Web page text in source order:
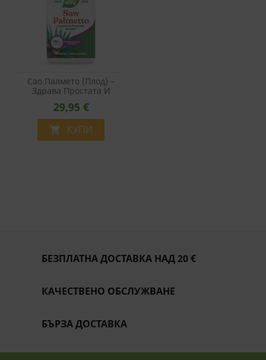
Сао Палмето (плод) –
Здрава Простата И
Поток При Мъжете, 160
Mg, 60 Софтгел Капсули
29,95 €
 КУПИ
БЕЗПЛАТНА ДОСТАВКА НАД 20 €
КАЧЕСТВЕНО ОБСЛУЖВАНЕ
БЪРЗА ДОСТАВКА